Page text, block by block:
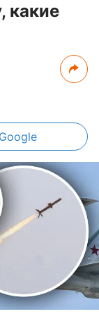
какие